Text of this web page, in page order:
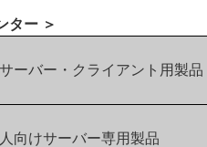
ター ＞
ーバー・クライアント用製品
向けサーバー専用製品